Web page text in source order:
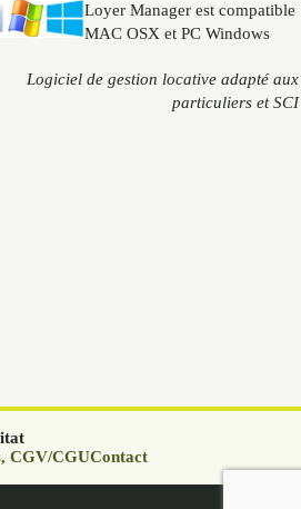
Loyer Manager est compatible
MAC OSX et PC Windows
Logiciel de gestion locative adapté aux
particuliers et SCI
CGV/CGUContact